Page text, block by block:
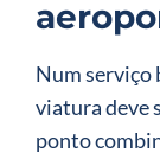
Num serviço
viatura deve
ponto